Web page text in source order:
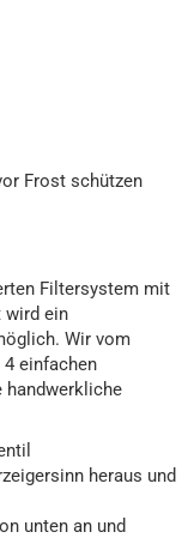
Frost schützen
Filtersystem mit
wird ein
Wir vom
einfachen
handwerkliche
heraus und
unten an und